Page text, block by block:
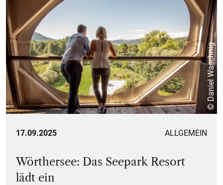
© Daniel Waschnig
17.09.2025 ALLGEMEIN
Wörthersee: Das Seepark Resort
lädt ein